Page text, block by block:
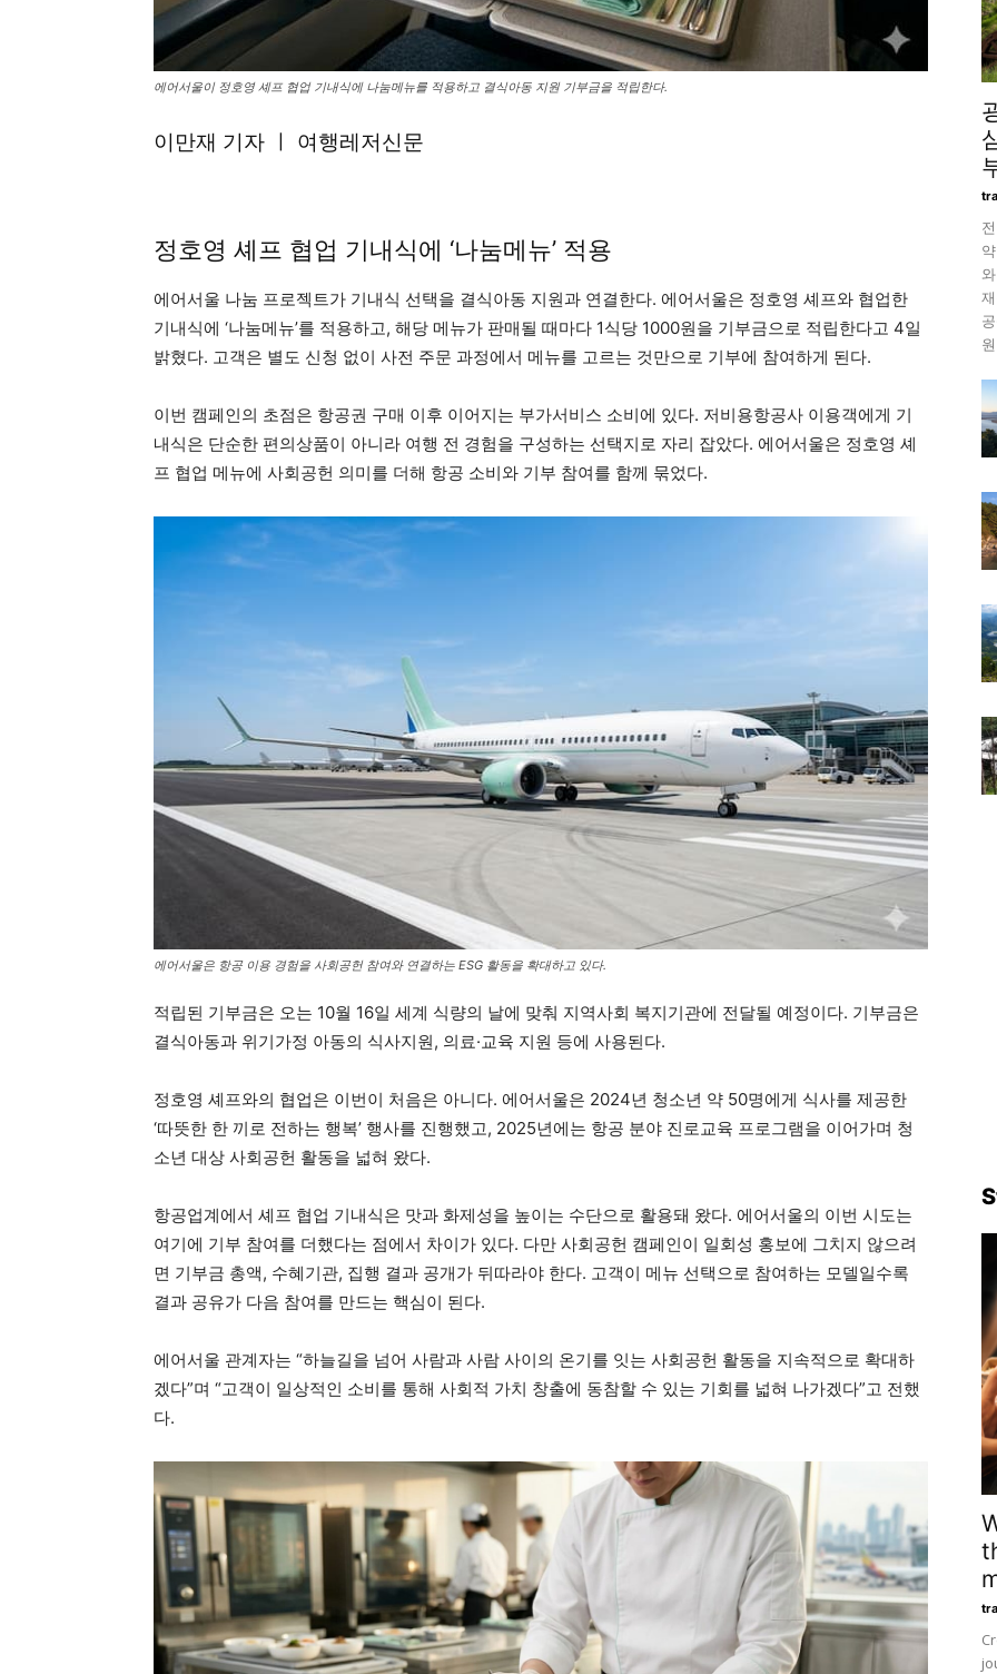
에어서울이 정호영 셰프 협업 기내식에 나눔메뉴를 적용하고 결식아동 지원 기부금을 적립한다.
이만재 기자 ㅣ 여행레저신문
정호영 셰프 협업 기내식에 ‘나눔메뉴’ 적용
에어서울 나눔 프로젝트가 기내식 선택을 결식아동 지원과 연결한다. 에어서울은 정호영 셰프와 협업한
기내식에 ‘나눔메뉴’를 적용하고, 해당 메뉴가 판매될 때마다 1식당 1000원을 기부금으로 적립한다고 4일
밝혔다. 고객은 별도 신청 없이 사전 주문 과정에서 메뉴를 고르는 것만으로 기부에 참여하게 된다.
이번 캠페인의 초점은 항공권 구매 이후 이어지는 부가서비스 소비에 있다. 저비용항공사 이용객에게 기
내식은 단순한 편의상품이 아니라 여행 전 경험을 구성하는 선택지로 자리 잡았다. 에어서울은 정호영 셰
프 협업 메뉴에 사회공헌 의미를 더해 항공 소비와 기부 참여를 함께 묶었다.
에어서울은 항공 이용 경험을 사회공헌 참여와 연결하는 ESG 활동을 확대하고 있다.
적립된 기부금은 오는 10월 16일 세계 식량의 날에 맞춰 지역사회 복지기관에 전달될 예정이다. 기부금은
결식아동과 위기가정 아동의 식사지원, 의료·교육 지원 등에 사용된다.
정호영 셰프와의 협업은 이번이 처음은 아니다. 에어서울은 2024년 청소년 약 50명에게 식사를 제공한
‘따뜻한 한 끼로 전하는 행복’ 행사를 진행했고, 2025년에는 항공 분야 진로교육 프로그램을 이어가며 청
소년 대상 사회공헌 활동을 넓혀 왔다.
항공업계에서 셰프 협업 기내식은 맛과 화제성을 높이는 수단으로 활용돼 왔다. 에어서울의 이번 시도는
여기에 기부 참여를 더했다는 점에서 차이가 있다. 다만 사회공헌 캠페인이 일회성 홍보에 그치지 않으려
면 기부금 총액, 수혜기관, 집행 결과 공개가 뒤따라야 한다. 고객이 메뉴 선택으로 참여하는 모델일수록
결과 공유가 다음 참여를 만드는 핵심이 된다.
에어서울 관계자는 “하늘길을 넘어 사람과 사람 사이의 온기를 잇는 사회공헌 활동을 지속적으로 확대하
겠다”며 “고객이 일상적인 소비를 통해 사회적 가치 창출에 동참할 수 있는 기회를 넓혀 나가겠다”고 전했
다.